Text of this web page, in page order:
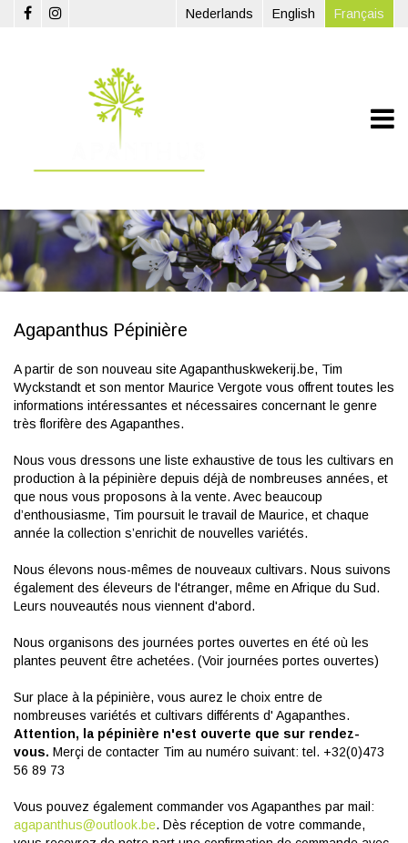
Aller au contenu principal Nederlands English Français
Agapanthus Pépinière
A partir de son nouveau site Agapanthuskwekerij.be, Tim
Wyckstandt et son mentor Maurice Vergote vous offrent toutes les
informations intéressantes et nécessaires concernant le genre
très florifère des Agapanthes.
Nous vous dressons une liste exhaustive de tous les cultivars en
production à la pépinière depuis déjà de nombreuses années, et
que nous vous proposons à la vente. Avec beaucoup
d’enthousiasme, Tim poursuit le travail de Maurice, et chaque
année la collection s’enrichit de nouvelles variétés.
Nous élevons nous-mêmes de nouveaux cultivars. Nous suivons
également des éleveurs de l'étranger, même en Afrique du Sud.
Leurs nouveautés nous viennent d'abord.
Nous organisons des journées portes ouvertes en été où les
plantes peuvent être achetées. (Voir journées portes ouvertes)
Sur place à la pépinière, vous aurez le choix entre de
nombreuses variétés et cultivars différents d' Agapanthes.
Attention, la pépinière n'est ouverte que sur rendez-
vous. Merçi de contacter Tim au numéro suivant: tel. +32(0)473
56 89 73
Vous pouvez également commander vos Agapanthes par mail:
agapanthus@outlook.be. Dès réception de votre commande,